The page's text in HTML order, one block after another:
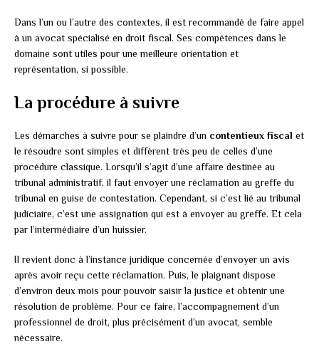
Dans l’un ou l’autre des contextes, il est recommandé de faire appel
à un avocat spécialisé en droit fiscal. Ses compétences dans le
domaine sont utiles pour une meilleure orientation et
représentation, si possible.
La procédure à suivre
Les démarches à suivre pour se plaindre d’un contentieux fiscal et
le résoudre sont simples et diffèrent très peu de celles d’une
procédure classique. Lorsqu’il s’agit d’une affaire destinée au
tribunal administratif, il faut envoyer une réclamation au greffe du
tribunal en guise de contestation. Cependant, si c’est lié au tribunal
judiciaire, c’est une assignation qui est à envoyer au greffe. Et cela
par l’intermédiaire d’un huissier.
Il revient donc à l’instance juridique concernée d’envoyer un avis
après avoir reçu cette réclamation. Puis, le plaignant dispose
d’environ deux mois pour pouvoir saisir la justice et obtenir une
résolution de problème. Pour ce faire, l’accompagnement d’un
professionnel de droit, plus précisément d’un avocat, semble
nécessaire.